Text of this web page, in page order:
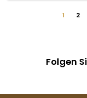
1 2
Folgen